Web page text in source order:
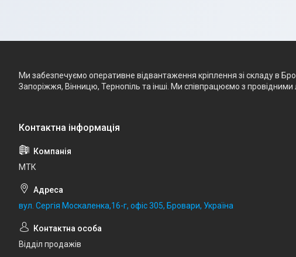
Ми забезпечуємо оперативне відвантаження кріплення зі складу в
Запоріжжя, Вінницю, Тернопіль та інші. Ми співпрацюємо з
МТК
вул. Сергія Москаленка,16-г, офіс 305, Бровари, Україна
Відділ продажів